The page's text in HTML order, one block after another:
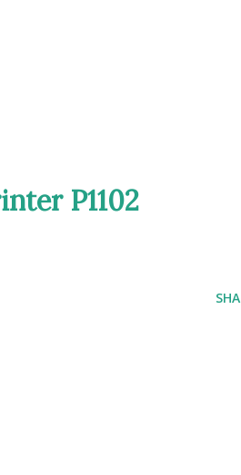
P1102